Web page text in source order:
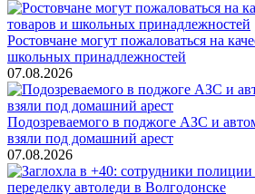
Ростовчане могут пожаловаться на
школьных принадлежностей
07.08.2026
Подозреваемого в поджоге АЗС и
взяли под домашний арест
07.08.2026